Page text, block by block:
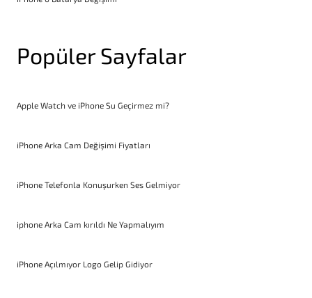
Popüler Sayfalar
Apple Watch ve iPhone Su Geçirmez mi?
iPhone Arka Cam Değişimi Fiyatları
iPhone Telefonla Konuşurken Ses Gelmiyor
iphone Arka Cam kırıldı Ne Yapmalıyım
iPhone Açılmıyor Logo Gelip Gidiyor